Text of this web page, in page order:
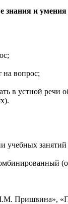
знания и
на вопрос;
в устной речи
занятий
Пришвина»,